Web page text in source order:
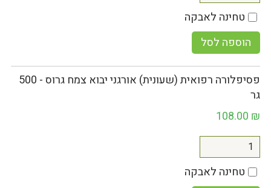
טחינה לאבקה
הוספה לסל
פסיפלורה רפואית (שעונית) אורגני יבוא צמח גרוס - 500
גר
108.00 ₪
טחינה לאבקה